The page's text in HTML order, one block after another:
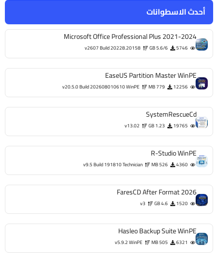
أحدث الاسطوانات
Microsoft Office Professional Plus 2021-2024
5746
5.6/6 GB
v2607 Build 20228.20158
EaseUS Partition Master WinPE
12256
779 MB
v20.5.0 Build 202608010610 WinPE
SystemRescueCd
19765
1.23 GB
v13.02
R-Studio WinPE
4360
526 MB
v9.5 Build 191810 Technician
FaresCD After Format 2026
1520
4.6 GB
v3
Hasleo Backup Suite WinPE
6321
505 MB
v5.9.2 WinPE